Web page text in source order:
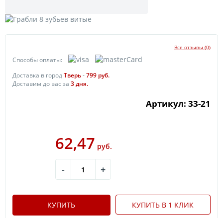
Все отзывы (0)
Способы оплаты:
Доставка в городТверь-799 руб.
Доставим до вас за 3дня.
Артикул: 33-21
62,47 руб.
- +
КУПИТЬ КУПИТЬ В 1 КЛИК